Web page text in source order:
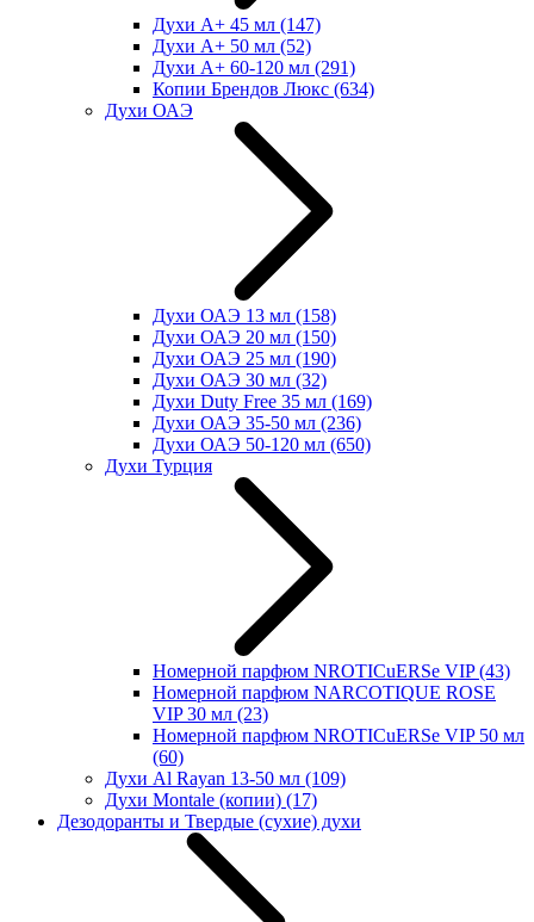
Духи А+ 45 мл (147)
Духи А+ 50 мл (52)
Духи А+ 60-120 мл (291)
Копии Брендов Люкс (634)
Духи ОАЭ
Духи ОАЭ 13 мл (158)
Духи ОАЭ 20 мл (150)
Духи ОАЭ 25 мл (190)
Духи ОАЭ 30 мл (32)
Духи Duty Free 35 мл (169)
Духи ОАЭ 35-50 мл (236)
Духи ОАЭ 50-120 мл (650)
Духи Турция
Номерной парфюм NROTICuERSe VIP(43)
Номерной парфюм NARCOTIQUE ROSE
VIP 30 мл (23)
Номерной парфюм NROTICuERSe VIP 50 мл
(60)
Духи Al Rayan 13-50 мл (109)
Духи Montale (копии) (17)
Дезодоранты и Твердые (сухие) духи